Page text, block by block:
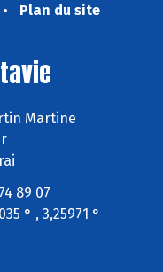
Plan du site
Martine
89 07
° , 3,25971 °